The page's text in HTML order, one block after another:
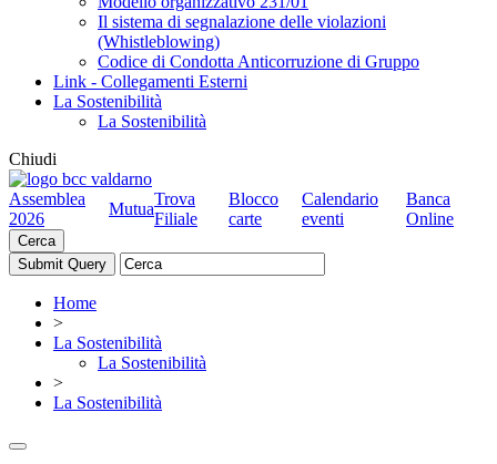
Il sistema di segnalazione delle violazioni
(Whistleblowing)
Codice di Condotta Anticorruzione di Gruppo
Link - Collegamenti Esterni
La Sostenibilità
La Sostenibilità
Chiudi
Assemblea
2026
Mutua
Trova
Filiale
Blocco
carte
Calendario
eventi
Banca
Online
Cerca
Home
>
La Sostenibilità
La Sostenibilità
>
La Sostenibilità